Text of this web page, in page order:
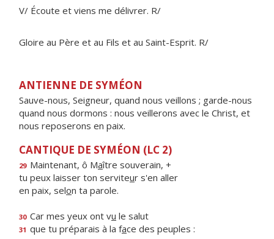
V/ Écoute et viens me délivrer. R/
Gloire au Père et au Fils et au Saint-Esprit. R/
ANTIENNE DE SYMÉON
Sauve-nous, Seigneur, quand nous veillons ; garde-nous
quand nous dormons : nous veillerons avec le Christ, et
nous reposerons en paix.
CANTIQUE DE SYMÉON (LC 2)
29 Maintenant, ô Maître souverain, +
tu peux laisser ton serviteur s'en aller
en paix, selon ta parole.
30 Car mes yeux ont vu le salut
31 que tu préparais à la face des peuples :